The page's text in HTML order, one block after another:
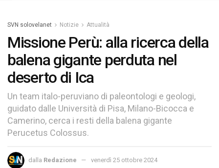
SVN solovelanet Notizie Attualità
Missione Perù: alla ricerca della
balena gigante perduta nel
deserto di Ica
Un team italo-peruviano di paleontologi e geologi,
guidato dalle Università di Pisa, Milano-Bicocca e
Camerino, cerca i resti della balena gigante
Perucetus Colossus.
dalla Redazione
venerdì 25 ottobre 2024